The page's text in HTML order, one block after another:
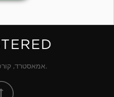
©2015-2025 אמאסטרד, קורפ.